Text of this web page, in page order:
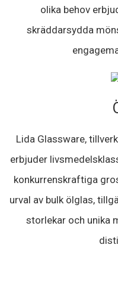
olika behov
skräddarsydda
Lida Glassware,
erbjuder
konkurrenskraftiga
urval av bulk ölglas,
storlekar och unika